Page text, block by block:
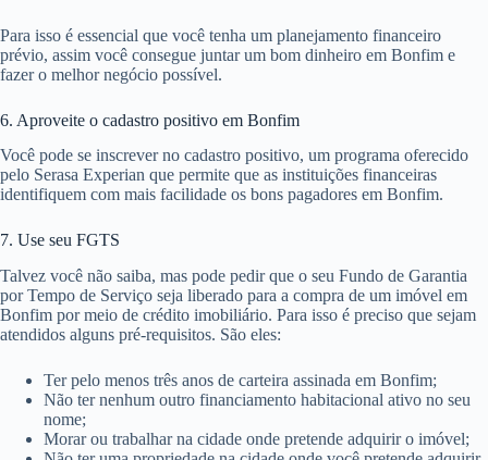
Para isso é essencial que você tenha um planejamento financeiro
prévio, assim você consegue juntar um bom dinheiro em Bonfim e
fazer o melhor negócio possível.
6. Aproveite o cadastro positivo em Bonfim
Você pode se inscrever no cadastro positivo, um programa oferecido
pelo Serasa Experian que permite que as instituições financeiras
identifiquem com mais facilidade os bons pagadores em Bonfim.
7. Use seu FGTS
Talvez você não saiba, mas pode pedir que o seu Fundo de Garantia
por Tempo de Serviço seja liberado para a compra de um imóvel em
Bonfim por meio de crédito imobiliário. Para isso é preciso que sejam
atendidos alguns pré-requisitos. São eles:
Ter pelo menos três anos de carteira assinada em Bonfim;
Não ter nenhum outro financiamento habitacional ativo no seu
nome;
Morar ou trabalhar na cidade onde pretende adquirir o imóvel;